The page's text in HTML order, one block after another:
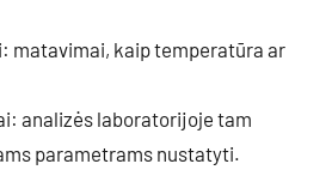
matavimai, kaip temperatūra ar
analizės laboratorijoje tam
parametrams nustatyti.